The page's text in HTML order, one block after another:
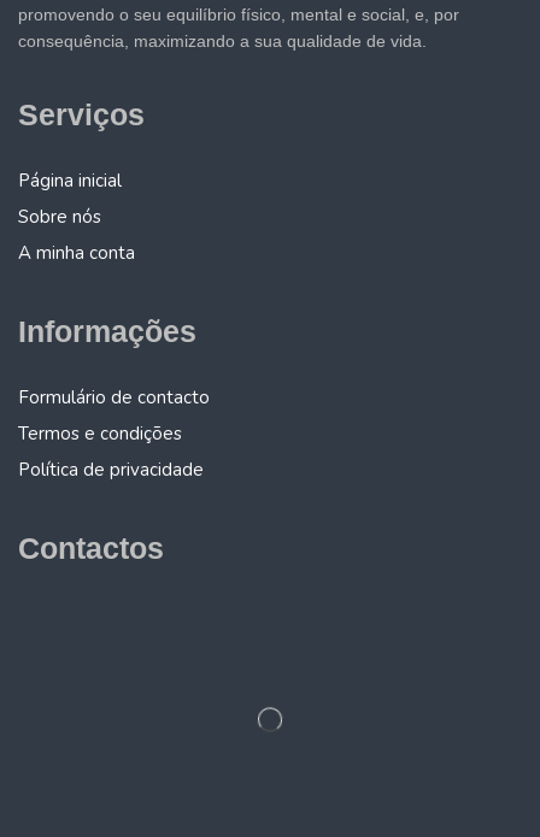
promovendo o seu equilíbrio físico, mental e social, e, por
consequência, maximizando a sua qualidade de vida.
Serviços
Página inicial
Sobre nós
A minha conta
Informações
Formulário de contacto
Termos e condições
Política de privacidade
Contactos